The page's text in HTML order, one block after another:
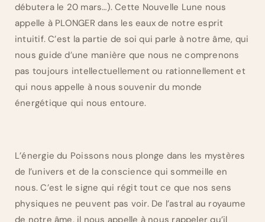
débutera le 20 mars…). Cette Nouvelle Lune nous
appelle à PLONGER dans les eaux de notre esprit
intuitif. C’est la partie de soi qui parle à notre âme, qui
nous guide d’une manière que nous ne comprenons
pas toujours intellectuellement ou rationnellement et
qui nous appelle à nous souvenir du monde
énergétique qui nous entoure.
L’énergie du Poissons nous plonge dans les mystères
de l’univers et de la conscience qui sommeille en
nous. C’est le signe qui régit tout ce que nos sens
physiques ne peuvent pas voir. De l’astral au royaume
de notre âme, il nous appelle à nous rappeler qu’il